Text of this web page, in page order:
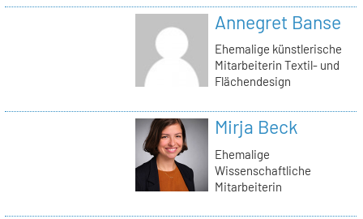
Annegret Banse
Ehemalige künstlerische
Mitarbeiterin Textil- und
Flächendesign
Mirja Beck
Ehemalige
Wissenschaftliche
Mitarbeiterin